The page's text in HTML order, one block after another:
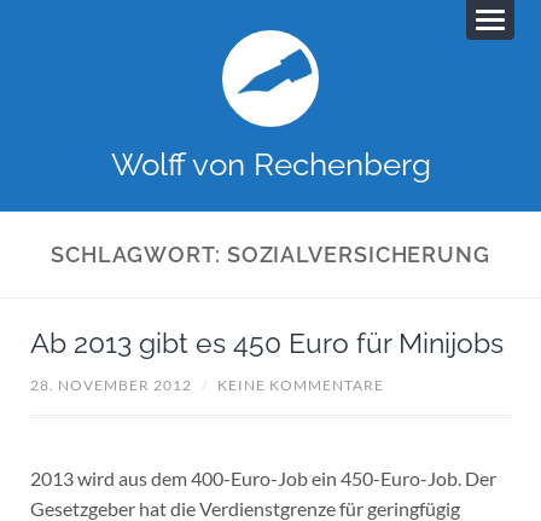
Wolff von Rechenberg
SCHLAGWORT: SOZIALVERSICHERUNG
Ab 2013 gibt es 450 Euro für Minijobs
28. NOVEMBER 2012 / KEINE KOMMENTARE
2013 wird aus dem 400-Euro-Job ein 450-Euro-Job. Der
Gesetzgeber hat die Verdienstgrenze für geringfügig